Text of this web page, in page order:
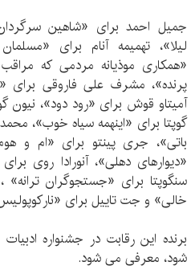
جمیل احمد برای «شاهین
لیلا»، تهمیمه آنام برای
«همکاری موذیانه مردمی که
پرنده»، مشرف علی فاروقی
آمیتاو قوش برای «رود دود»، نیون
گوپتا برای «اینهمه سیاه خوب»،
باتی»، جری پینتو برای «ام و
«دیوارهای دهلی»، آنورادا روی
سنگوپتا برای «جستجوگران
خالی» و جت تاییل برای
برنده این رقابت در جشنواره
شود، معرفی می شود.